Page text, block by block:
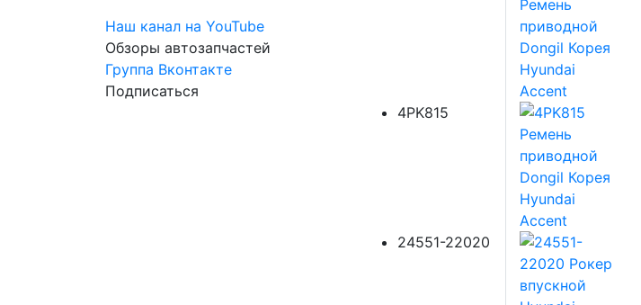
Наш канал на YouTube
Обзоры автозапчастей
Группа Вконтакте
Подписаться
4PK815
24551-22020